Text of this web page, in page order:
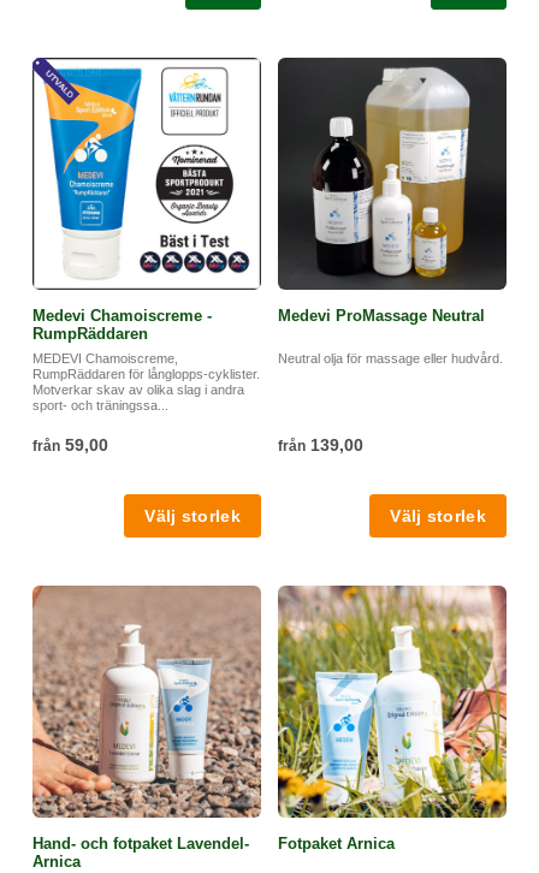
Medevi Chamoiscreme -
RumpRäddaren
MEDEVI Chamoiscreme,
RumpRäddaren för långlopps-cyklister.
Motverkar skav av olika slag i andra
sport- och träningssa...
från 59,00
Medevi ProMassage Neutral
Neutral olja för massage eller hudvård.
från 139,00
Hand- och fotpaket Lavendel-
Arnica
Fotpaket Arnica